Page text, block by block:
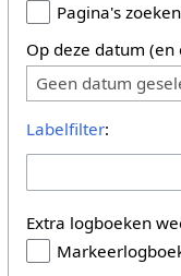
Pagina's
Op deze datum (en
Geen datum
Labelfilter:
Extra logboeken